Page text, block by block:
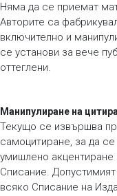
Няма да се приемат
Авторите са
включително и
се установи за вече
оттеглени.
Манипулиране на
Текущо се извършва
самоцитиране, за да
умишлено
Списание.
всяко Списание на